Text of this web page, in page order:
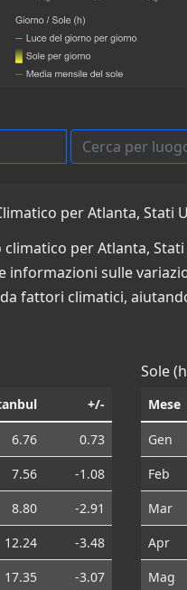
per Atlanta, Stati
per Atlanta,
informazioni sulle
fattori climatici,
+/-
6.76
0.73
7.56
-1.08
8.80
-2.91
12.24
-3.48
17.35
-3.07
Sole
Mese
Gen
Feb
Mar
Apr
Mag